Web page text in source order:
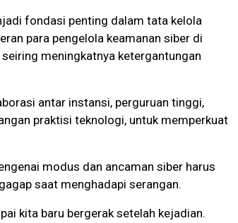
fondasi penting dalam tata kelola
para pengelola keamanan siber di
meningkatnya ketergantungan
antar instansi, perguruan tinggi,
praktisi teknologi, untuk memperkuat
modus dan ancaman siber harus
saat menghadapi serangan.
kita baru bergerak setelah kejadian.